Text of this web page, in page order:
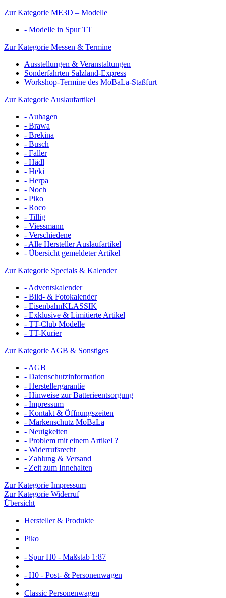
Zur Kategorie ME3D – Modelle
- Modelle in Spur TT
Zur Kategorie Messen & Termine
Ausstellungen & Veranstaltungen
Sonderfahrten Salzland-Express
Workshop-Termine des MoBaLa-Staßfurt
Zur Kategorie Auslaufartikel
- Auhagen
- Brawa
- Brekina
- Busch
- Faller
- Hädl
- Heki
- Herpa
- Noch
- Piko
- Roco
- Tillig
- Viessmann
- Verschiedene
- Alle Hersteller Auslaufartikel
- Übersicht gemeldeter Artikel
Zur Kategorie Specials & Kalender
- Adventskalender
- Bild- & Fotokalender
- EisenbahnKLASSIK
- Exklusive & Limitierte Artikel
- TT-Club Modelle
- TT-Kurier
Zur Kategorie AGB & Sonstiges
- AGB
- Datenschutzinformation
- Herstellergarantie
- Hinweise zur Batterieentsorgung
- Impressum
- Kontakt & Öffnungszeiten
- Markenschutz MoBaLa
- Neuigkeiten
- Problem mit einem Artikel ?
- Widerrufsrecht
- Zahlung & Versand
- Zeit zum Innehalten
Zur Kategorie Impressum
Zur Kategorie Widerruf
Übersicht
Hersteller & Produkte
Piko
- Spur H0 - Maßstab 1:87
- H0 - Post- & Personenwagen
Classic Personenwagen